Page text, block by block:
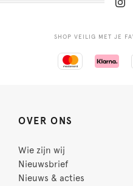
SHOP VEILIG MET JE
OVER ONS
Wie zijn wij
Nieuwsbrief
Nieuws & acties